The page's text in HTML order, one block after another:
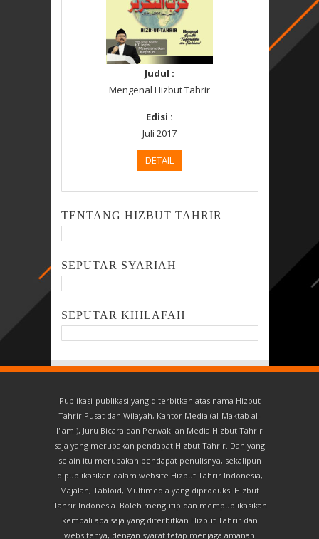
Judul :
Mengenal Hizbut Tahrir
Edisi :
Juli 2017
DETAIL
TENTANG HIZBUT TAHRIR
SEPUTAR SYARIAH
SEPUTAR KHILAFAH
Publikasi-publikasi yang diterbitkan atas nama Hizbut
Tahrir Pusat dan Wilayah, Kantor Media (al-Maktab al-
I'lami), Juru Bicara dan Perwakilan Media Hizbut Tahrir
saja yang merupakan pendapat Hizbut Tahrir. Dan yang
selain itu merupakan pendapat penulisnya, sekalipun
dipublikasikan dalam website Hizbut Tahrir Indonesia,
Majalah, Tabloid, Multimedia yang diproduksi Hizbut
Tahrir Indonesia. Boleh mengutip dan mempublikasikan
kembali apa saja yang diterbitkan Hizbut Tahrir dan
websitenya, dengan syarat tetap menjaga amanah